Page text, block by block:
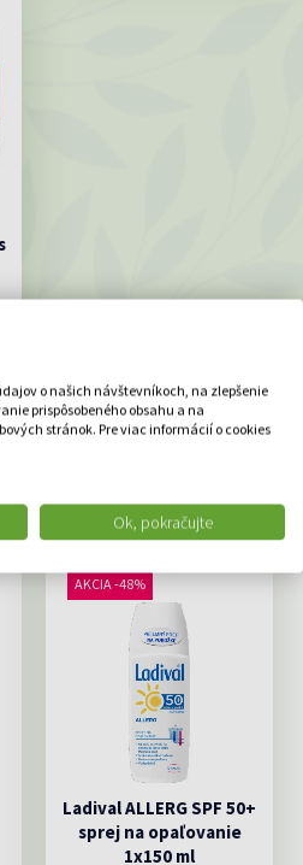
o našich návštevníkoch, na zlepšenie
prispôsobeného obsahu a na
stránok. Pre viac informácií o cookies
Ok, pokračujte
AKCIA -48%
Ladival ALLERG SPF 50+
sprej na opaľovanie
1x150 ml